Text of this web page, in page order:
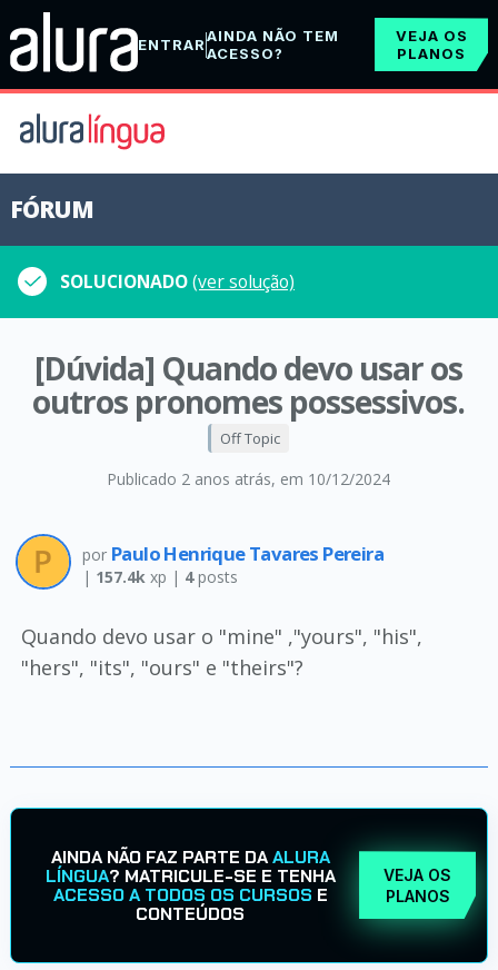
ENTRARAINDA NÃO TEM
ACESSO?
VEJA OS
PLANOS
FÓRUM
SOLUCIONADO(ver solução)
[Dúvida] Quando devo usar os
outros pronomes possessivos.
Publicado 2 anos atrás, em 10/12/2024
Off Topic
por Paulo Henrique Tavares Pereira
| 157.4k xp | 4posts
Quando devo usar o "mine" ,"yours", "his",
"hers", "its", "ours" e "theirs"?
AINDA NÃO FAZ PARTE DAALURA
LÍNGUA? MATRICULE-SE E TENHA
ACESSO A TODOS OS CURSOS E
CONTEÚDOS
VEJA OS
PLANOS